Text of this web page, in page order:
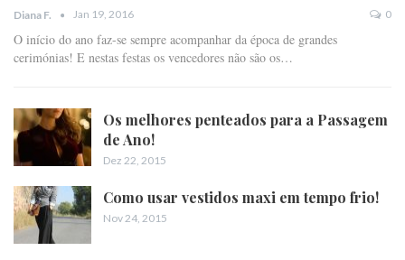
Diana F. Jan 19, 2016 0
O início do ano faz-se sempre acompanhar da época de grandes
cerimónias! E nestas festas os vencedores não são os…
Os melhores penteados para a Passagem
de Ano!
Dez 22, 2015
Como usar vestidos maxi em tempo frio!
Nov 24, 2015